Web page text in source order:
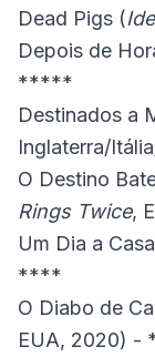
Dead Pigs (
Depois de
*****
Destinados a
Inglaterra/
O Destino
Rings Twice,
Um Dia a
****
O Diabo de
EUA, 2020) -